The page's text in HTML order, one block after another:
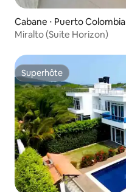
Cabane ⋅ Puerto Colombia
Miralto (Suite Horizon)
Superhôte
Superhôte